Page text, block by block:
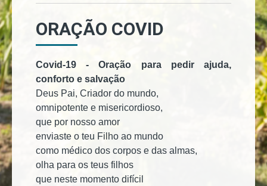
ORAÇÃO COVID
Covid-19 - Oração para pedir ajuda,
conforto e salvação
Deus Pai, Criador do mundo,
omnipotente e misericordioso,
que por nosso amor
enviaste o teu Filho ao mundo
como médico dos corpos e das almas,
olha para os teus filhos
que neste momento difícil